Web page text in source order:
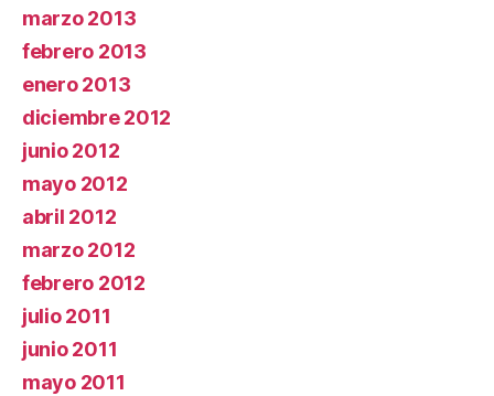
marzo 2013
febrero 2013
enero 2013
diciembre 2012
junio 2012
mayo 2012
abril 2012
marzo 2012
febrero 2012
julio 2011
junio 2011
mayo 2011